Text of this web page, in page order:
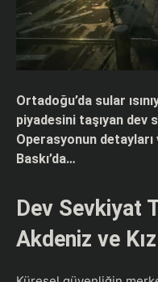
Ortadoğu’da sular
piyadesini taşıyan dev
Operasyonun
Baskı’da…
Dev Sevkiyat
Akdeniz ve